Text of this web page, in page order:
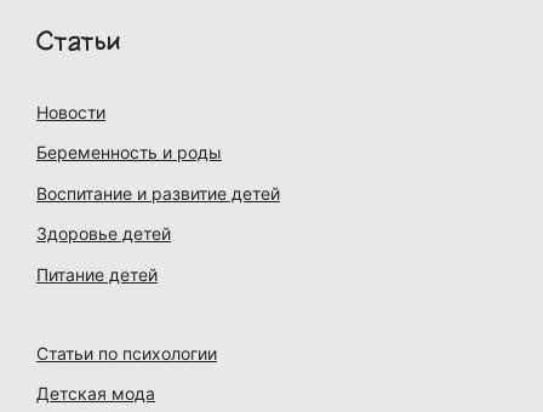
Статьи
Новости
Беременность и роды
Воспитание и развитие детей
Здоровье детей
Питание детей
Статьи по психологии
Детская мода